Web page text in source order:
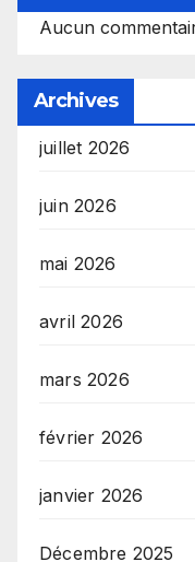
Aucun
Archives
juillet 2026
juin 2026
mai 2026
avril 2026
mars 2026
février 2026
janvier 2026
Décembre 2025